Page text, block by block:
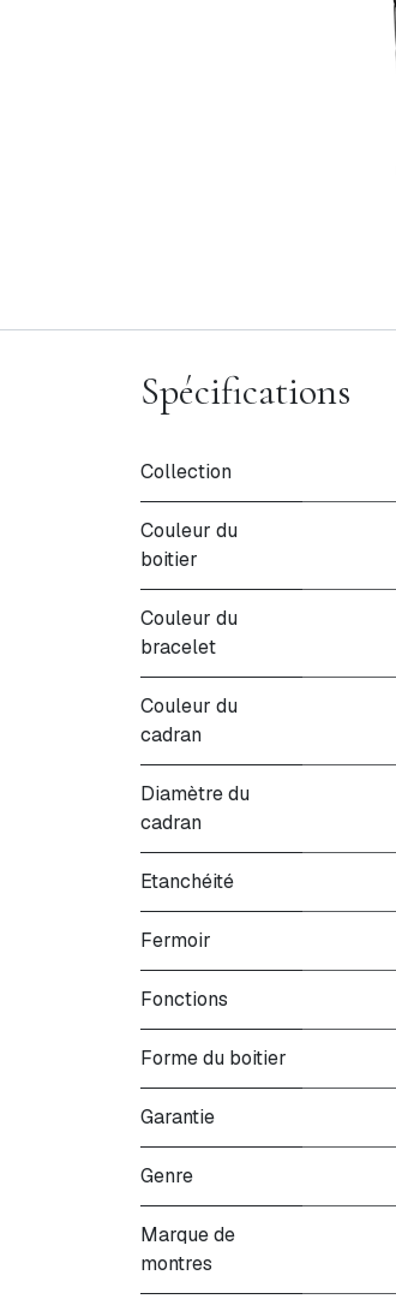
Spécifications
Collection
Couleur du
boitier
Couleur du
bracelet
Couleur du
cadran
Diamètre du
cadran
Etanchéité
Fermoir
Fonctions
Forme du boitier
Garantie
Genre
Marque de
montres